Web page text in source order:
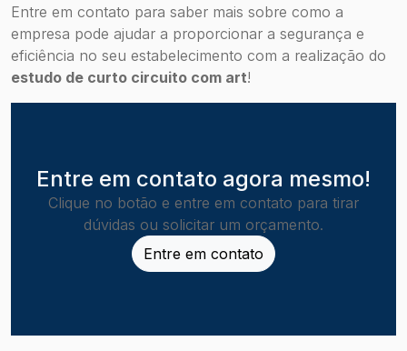
Entre em contato para saber mais sobre como a
empresa pode ajudar a proporcionar a segurança e
eficiência no seu estabelecimento com a realização do
estudo de curto circuito com art!
Entre em contato agora mesmo!
Clique no botão e entre em contato para tirar
dúvidas ou solicitar um orçamento.
Entre em contato